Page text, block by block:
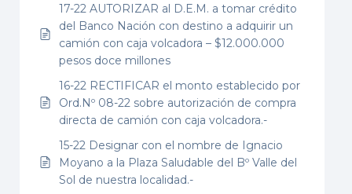
17-22 AUTORIZAR al D.E.M. a tomar crédito
del Banco Nación con destino a adquirir un
camión con caja volcadora – $12.000.000
pesos doce millones
16-22 RECTIFICAR el monto establecido por
Ord.Nº 08-22 sobre autorización de compra
directa de camión con caja volcadora.-
15-22 Designar con el nombre de Ignacio
Moyano a la Plaza Saludable del Bº Valle del
Sol de nuestra localidad.-